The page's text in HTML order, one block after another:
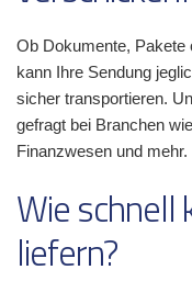
Ob Dokumente, Pakete
kann Ihre Sendung
sicher transportieren.
gefragt bei Branchen
Finanzwesen und mehr.
Wie schnell
liefern?